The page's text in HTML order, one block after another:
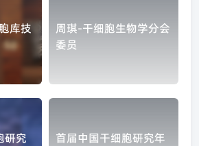
库技
周琪-干细胞生物学分会
委员
研究
首届中国干细胞研究年